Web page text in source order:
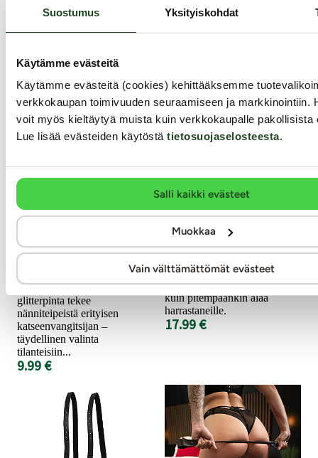
Suostumus Yksityiskohdat
Käytämme evästeitä
Käytämme evästeitä (cookies) kehittääksemme
verkkokaupan toimivuuden seuraamiseen ja markkinointiin.
voit myös kieltäytyä muista kuin verkkokaupalle pakollisista
Lue lisää evästeiden käytöstä tietosuojaselosteesta.
Salli kaikki evästeet
Muokkaa
Vain välttämättömät evästeet
Nänniteipit,
ovat näyttävä ja viettelevä
asuste, joka tuo rohkeaa
eleganssia pukeutumiseen.
Kimalteleva punainen
glitterpinta tekee
nänniteipeistä erityisen
katseenvangitsijan –
täydellinen valinta
tilanteisiin...
9.99 €
Silhouette - Lätkä
Seksikäs musta lätkä kirjailee
iskun jälkeen ihoosi tekstin,
jonka Sinä olet valinnut!
oikein sopiva BDSM-väline
niin piiskaukseen tutustuville
kuin pitempäänkin alaa
harrastaneille.
17.99 €